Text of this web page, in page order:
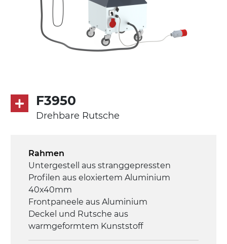
F3950
Drehbare Rutsche
Rahmen
Untergestell aus stranggepressten
Profilen aus eloxiertem Aluminium
40x40mm
Frontpaneele aus Aluminium
Deckel und Rutsche aus
warmgeformtem Kunststoff